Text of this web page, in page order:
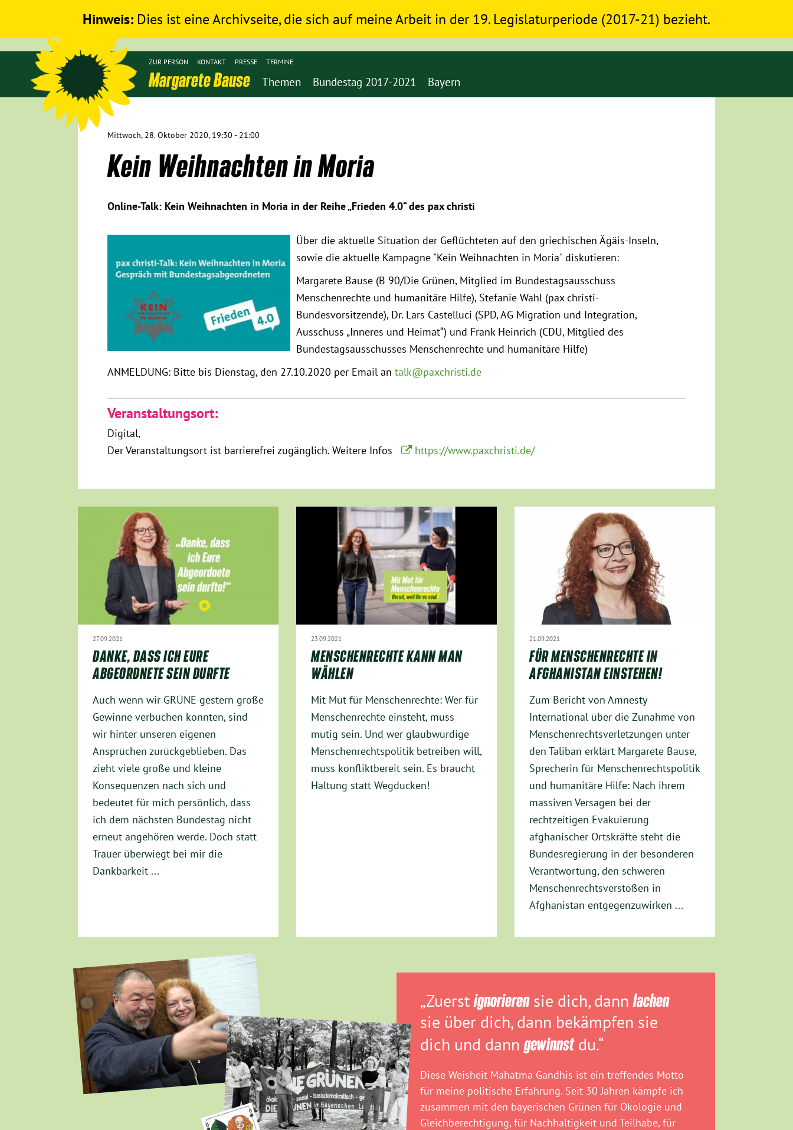
Hinweis: Dies ist eine Archivseite, die sich auf meine Arbeit in der 19. Legislaturperiode (2017-21) bezieht.
Margarete Bause Themen Bundestag 2017-2021 Bayern
ZUR PERSON KONTAKT PRESSE TERMINE
Mittwoch, 28. Oktober 2020, 19:30 - 21:00
Kein Weihnachten in Moria
Online-Talk: Kein Weihnachten in Moria in der Reihe „Frieden 4.0“ des pax christi
Über die aktuelle Situation der Geflüchteten auf den griechischen Ägäis-Inseln,
sowie die aktuelle Kampagne "Kein Weihnachten in Moria" diskutieren:
Margarete Bause (B 90/Die Grünen, Mitglied im Bundestagsausschuss
Menschenrechte und humanitäre Hilfe), Stefanie Wahl (pax christi-
Bundesvorsitzende), Dr. Lars Castelluci (SPD, AG Migration und Integration,
Ausschuss „Inneres und Heimat“) und Frank Heinrich (CDU, Mitglied des
Bundestagsausschusses Menschenrechte und humanitäre Hilfe)
ANMELDUNG: Bitte bis Dienstag, den 27.10.2020 per Email an talk@paxchristi.de
Veranstaltungsort:
Digital
Der Veranstaltungsort ist barrierefrei zugänglich. Weitere Infos https://www.paxchristi.de/
27.09.2021
DANKE, DASS ICH EURE
ABGEORDNETE SEIN DURFTE
Auch wenn wir GRÜNE gestern große
Gewinne verbuchen konnten, sind
wir hinter unseren eigenen
Ansprüchen zurückgeblieben. Das
zieht viele große und kleine
Konsequenzen nach sich und
bedeutet für mich persönlich, dass
ich dem nächsten Bundestag nicht
erneut angehören werde. Doch statt
Trauer überwiegt bei mir die
Dankbarkeit ...
23.09.2021
MENSCHENRECHTE KANN MAN
WÄHLEN
Mit Mut für Menschenrechte: Wer für
Menschenrechte einsteht, muss
mutig sein. Und wer glaubwürdige
Menschenrechtspolitik betreiben will,
muss konfliktbereit sein. Es braucht
Haltung statt Wegducken!
21.09.2021
FÜR MENSCHENRECHTE IN
AFGHANISTAN EINSTEHEN!
Zum Bericht von Amnesty
International über die Zunahme von
Menschenrechtsverletzungen unter
den Taliban erklärt Margarete Bause,
Sprecherin für Menschenrechtspolitik
und humanitäre Hilfe: Nach ihrem
massiven Versagen bei der
rechtzeitigen Evakuierung
afghanischer Ortskräfte steht die
Bundesregierung in der besonderen
Verantwortung, den schweren
Menschenrechtsverstößen in
Afghanistan entgegenzuwirken ...
„Zuerstignorierensie dich, dannlachen
sie über dich, dann bekämpfen sie
dich und dann gewinnstdu.“
Diese Weisheit Mahatma Gandhis ist ein treffendes Motto
für meine politische Erfahrung. Seit 30 Jahren kämpfe ich
zusammen mit den bayerischen Grünen für Ökologie und
Gleichberechtigung, für Nachhaltigkeit und Teilhabe, für